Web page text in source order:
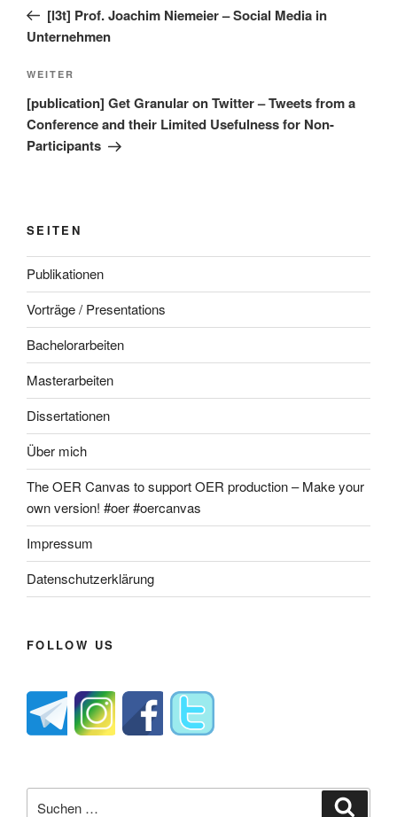
Beitrag[l3t] Prof. Joachim Niemeier – Social Media in
Unternehmen
Nächster
Beitrag
WEITER
[publication] Get Granular on Twitter – Tweets from a
Conference and their Limited Usefulness for Non-
Participants
SEITEN
Publikationen
Vorträge / Presentations
Bachelorarbeiten
Masterarbeiten
Dissertationen
Über mich
The OER Canvas to support OER production – Make your
own version! #oer #oercanvas
Impressum
Datenschutzerklärung
FOLLOW US